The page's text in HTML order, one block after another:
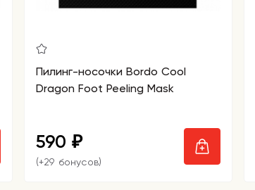
Пилинг-носочки Bordo Cool
Dragon Foot Peeling Mask
590 ₽
(+29 бонусов)